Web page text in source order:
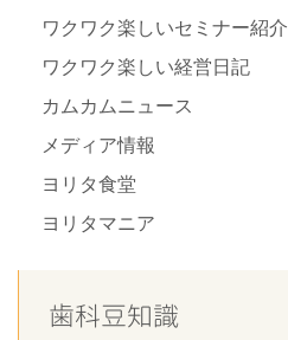
ワクワク楽しいセミナー紹介
ワクワク楽しい経営日記
カムカムニュース
メディア情報
ヨリタ食堂
ヨリタマニア
歯科豆知識